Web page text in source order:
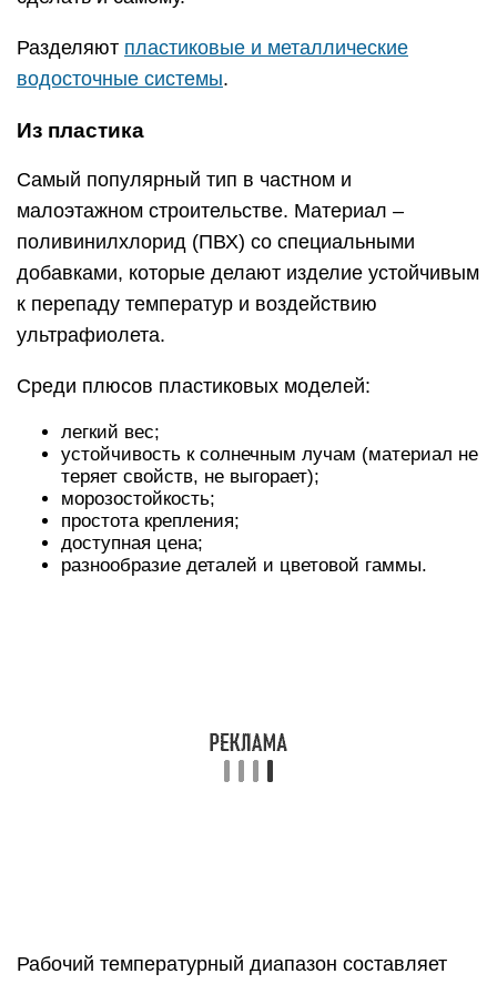
Разделяют пластиковые и металлические
водосточные системы.
Из пластика
Самый популярный тип в частном и
малоэтажном строительстве. Материал –
поливинилхлорид (ПВХ) со специальными
добавками, которые делают изделие устойчивым
к перепаду температур и воздействию
ультрафиолета.
Среди плюсов пластиковых моделей:
легкий вес;
устойчивость к солнечным лучам (материал не
теряет свойств, не выгорает);
морозостойкость;
простота крепления;
доступная цена;
разнообразие деталей и цветовой гаммы.
Рабочий температурный диапазон составляет